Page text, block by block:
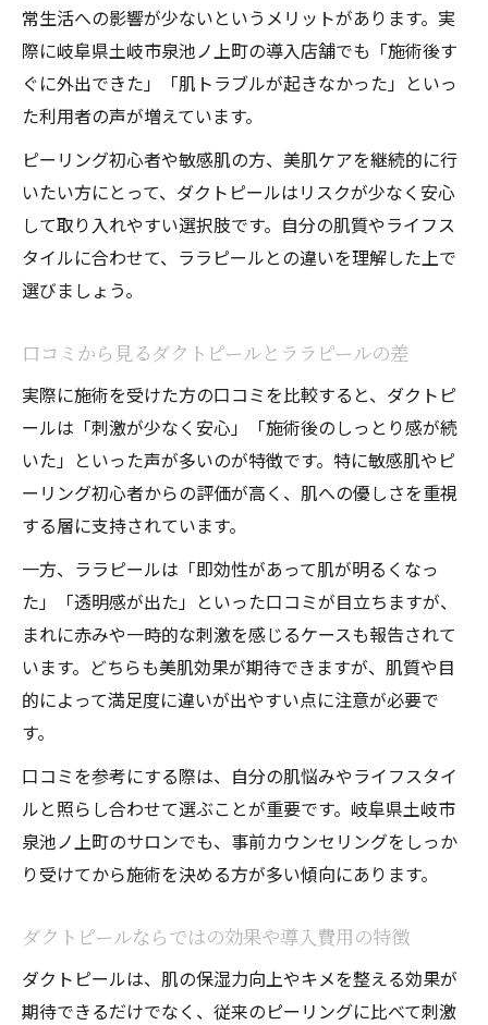
常生活への影響が少ないというメリットがあります。実
際に岐阜県土岐市泉池ノ上町の導入店舗でも「施術後す
ぐに外出できた」「肌トラブルが起きなかった」といっ
た利用者の声が増えています。
ピーリング初心者や敏感肌の方、美肌ケアを継続的に行
いたい方にとって、ダクトピールはリスクが少なく安心
して取り入れやすい選択肢です。自分の肌質やライフス
タイルに合わせて、ララピールとの違いを理解した上で
選びましょう。
口コミから見るダクトピールとララピールの差
実際に施術を受けた方の口コミを比較すると、ダクトピ
ールは「刺激が少なく安心」「施術後のしっとり感が続
いた」といった声が多いのが特徴です。特に敏感肌やピ
ーリング初心者からの評価が高く、肌への優しさを重視
する層に支持されています。
一方、ララピールは「即効性があって肌が明るくなっ
た」「透明感が出た」といった口コミが目立ちますが、
まれに赤みや一時的な刺激を感じるケースも報告されて
います。どちらも美肌効果が期待できますが、肌質や目
的によって満足度に違いが出やすい点に注意が必要で
す。
口コミを参考にする際は、自分の肌悩みやライフスタイ
ルと照らし合わせて選ぶことが重要です。岐阜県土岐市
泉池ノ上町のサロンでも、事前カウンセリングをしっか
り受けてから施術を決める方が多い傾向にあります。
ダクトピールならではの効果や導入費用の特徴
ダクトピールは、肌の保湿力向上やキメを整える効果が
期待できるだけでなく、従来のピーリングに比べて刺激